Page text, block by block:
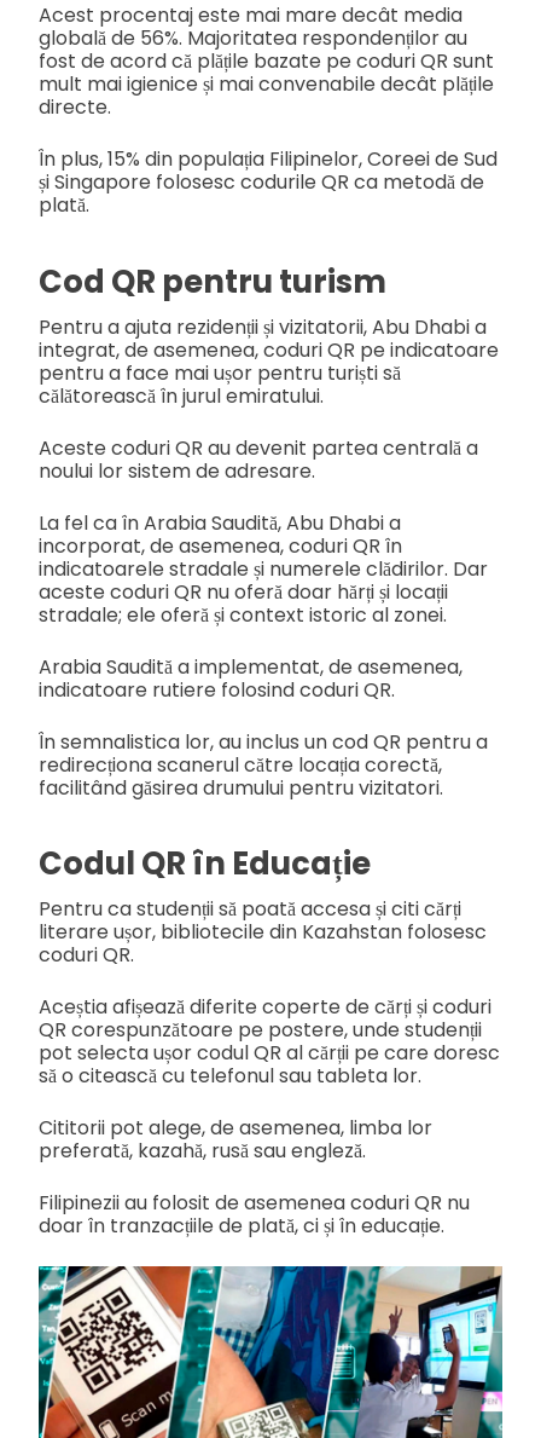
Acest procentaj este mai mare decât media
globală de 56%. Majoritatea respondenților au
fost de acord că plățile bazate pe coduri QR sunt
mult mai igienice și mai convenabile decât plățile
directe.
În plus, 15% din populația Filipinelor, Coreei de Sud
și Singapore folosesc codurile QR ca metodă de
plată.
Cod QR pentru turism
Pentru a ajuta rezidenții și vizitatorii, Abu Dhabi a
integrat, de asemenea, coduri QR pe indicatoare
pentru a face mai ușor pentru turiști să
călătorească în jurul emiratului.
Aceste coduri QR au devenit partea centrală a
noului lor sistem de adresare.
La fel ca în Arabia Saudită, Abu Dhabi a
incorporat, de asemenea, coduri QR în
indicatoarele stradale și numerele clădirilor. Dar
aceste coduri QR nu oferă doar hărți și locații
stradale; ele oferă și context istoric al zonei.
Arabia Saudită a implementat, de asemenea,
indicatoare rutiere folosind coduri QR.
În semnalistica lor, au inclus un cod QR pentru a
redirecționa scanerul către locația corectă,
facilitând găsirea drumului pentru vizitatori.
Codul QR în Educație
Pentru ca studenții să poată accesa și citi cărți
literare ușor, bibliotecile din Kazahstan folosesc
coduri QR.
Aceștia afișează diferite coperte de cărți și coduri
QR corespunzătoare pe postere, unde studenții
pot selecta ușor codul QR al cărții pe care doresc
să o citească cu telefonul sau tableta lor.
Cititorii pot alege, de asemenea, limba lor
preferată, kazahă, rusă sau engleză.
Filipinezii au folosit de asemenea coduri QR nu
doar în tranzacțiile de plată, ci și în educație.